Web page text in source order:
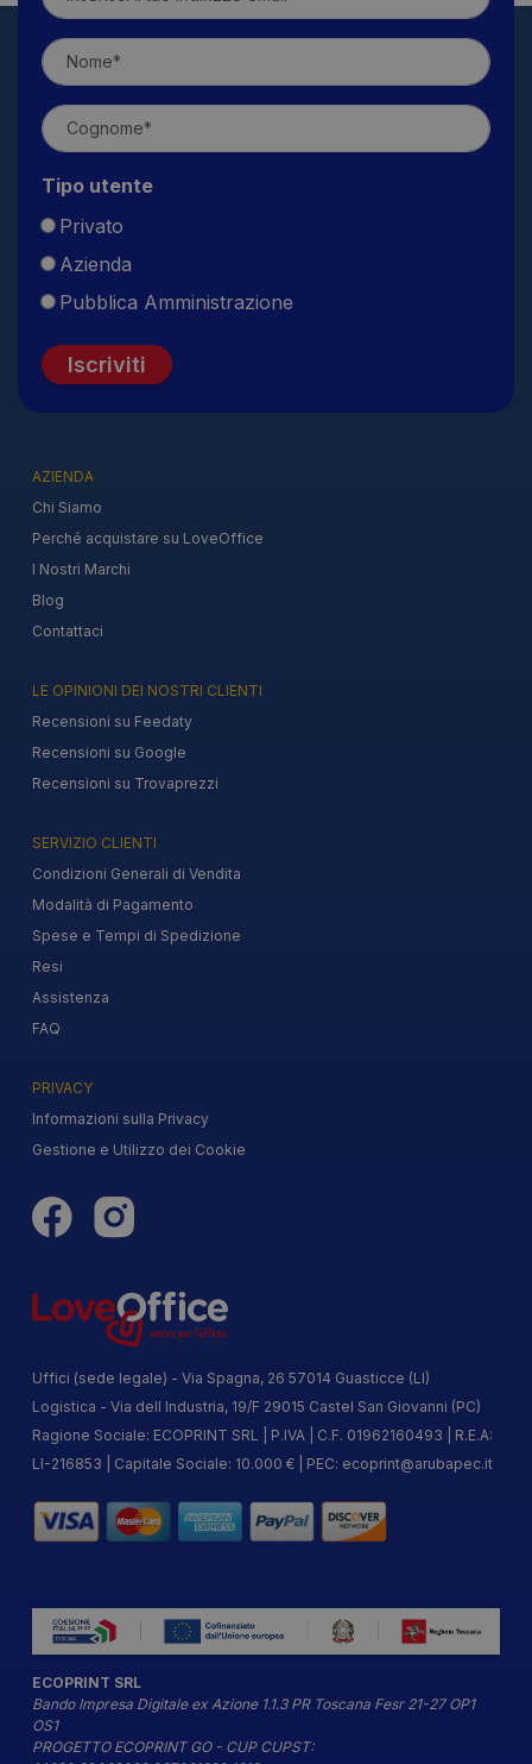
Tipo utente
Privato
Azienda
Pubblica Amministrazione
Iscriviti
AZIENDA
Chi Siamo
Perché acquistare su LoveOffice
I Nostri Marchi
Blog
Contattaci
LE OPINIONI DEI NOSTRI CLIENTI
Recensioni su Feedaty
Recensioni su Google
Recensioni su Trovaprezzi
SERVIZIO CLIENTI
Condizioni Generali di Vendita
Modalità di Pagamento
Spese e Tempi di Spedizione
Resi
Assistenza
FAQ
PRIVACY
Informazioni sulla Privacy
Gestione e Utilizzo dei Cookie
Uffici (sede legale) - Via Spagna, 26 57014 Guasticce (LI)
Logistica - Via dell Industria, 19/F 29015 Castel San Giovanni (PC)
Ragione Sociale: ECOPRINT SRL | P.IVA | C.F. 01962160493 | R.E.A:
LI-216853 | Capitale Sociale: 10.000 € | PEC: ecoprint@arubapec.it
ECOPRINT SRL
Bando Impresa Digitale ex Azione 1.1.3 PR Toscana Fesr 21-27 OP1
OS1
PROGETTO ECOPRINT GO - CUP CUPST: